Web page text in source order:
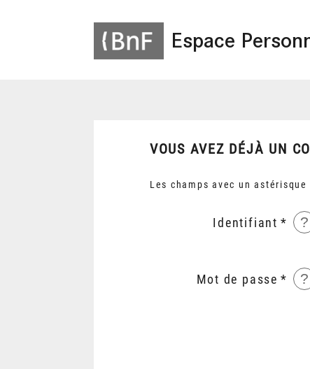
Espace
VOUS AVEZ DÉJÀ UN
Les champs avec un
Identifiant ?
Mot de passe ?